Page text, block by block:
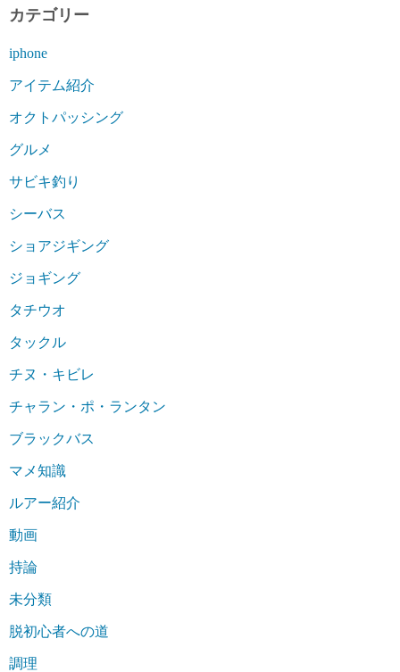
カテゴリー
iphone
アイテム紹介
オクトパッシング
グルメ
サビキ釣り
シーバス
ショアジギング
ジョギング
タチウオ
タックル
チヌ・キビレ
チャラン・ポ・ランタン
ブラックバス
マメ知識
ルアー紹介
動画
持論
未分類
脱初心者への道
調理